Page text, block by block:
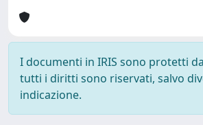
I documenti in IRIS sono protetti
tutti i diritti sono riservati, salvo
indicazione.